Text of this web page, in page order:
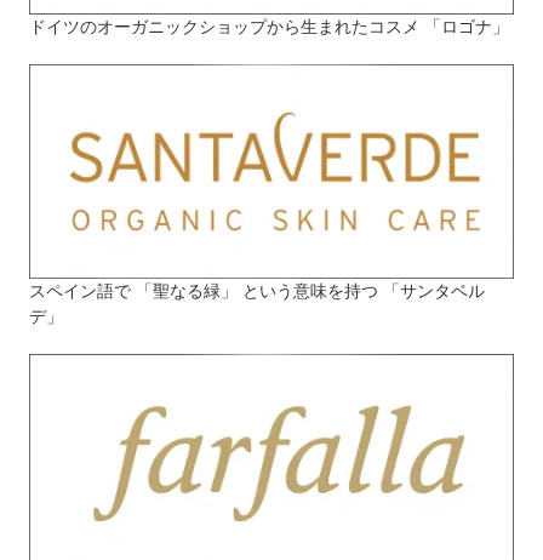
ドイツのオーガニックショップから生まれたコスメ 「ロゴナ」
スペイン語で 「聖なる緑」 という意味を持つ 「サンタベル
デ」